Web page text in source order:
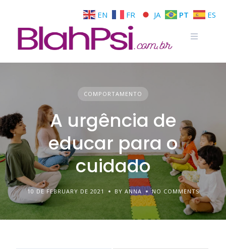
COMPORTAMENTO
A urgência de
educar para o
cuidado
10 DE FEBRUARY DE 2021 BY ANNA NO COMMENTS
EN FR JA PT ES